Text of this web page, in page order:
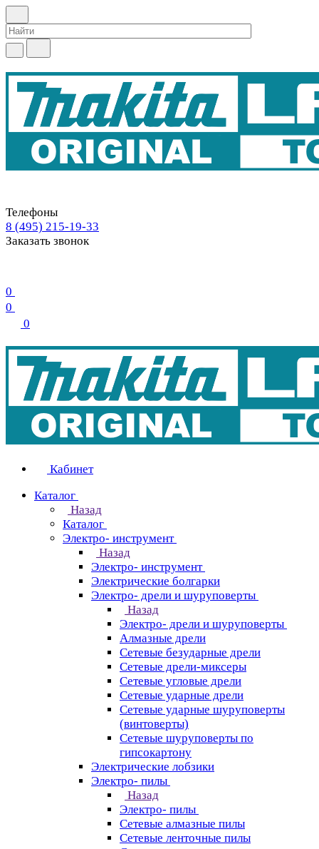
Телефоны
8 (495) 215-19-33
Заказать звонок
0
0
0
Кабинет
Каталог
Назад
Каталог
Электро- инструмент
Назад
Электро- инструмент
Электрические болгарки
Электро- дрели и шуруповерты
Назад
Электро- дрели и шуруповерты
Алмазные дрели
Сетевые безударные дрели
Сетевые дрели-миксеры
Сетевые угловые дрели
Сетевые ударные дрели
Сетевые ударные шуруповерты
(винтоверты)
Сетевые шуруповерты по
гипсокартону
Электрические лобзики
Электро- пилы
Назад
Электро- пилы
Сетевые алмазные пилы
Сетевые ленточные пилы